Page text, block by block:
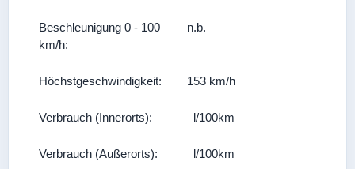
Beschleunigung 0 - 100
km/h:
n.b.
Höchstgeschwindigkeit: 153 km/h
Verbrauch (Innerorts): l/100km
Verbrauch (Außerorts): l/100km